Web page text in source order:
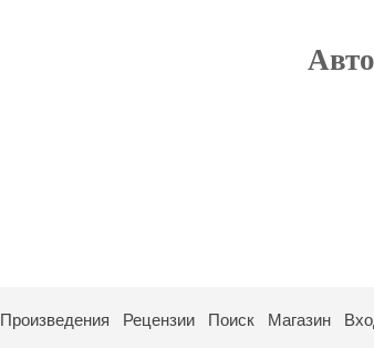
Произведения Рецензии Поиск Магазин